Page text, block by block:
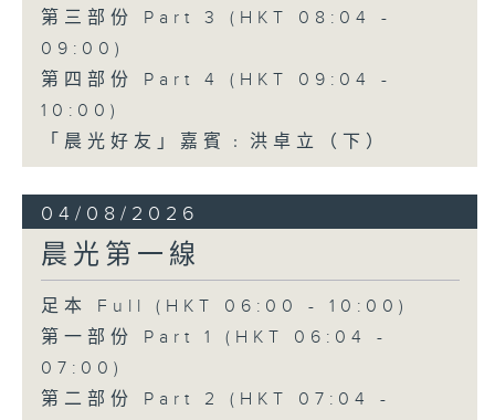
第三部份 Part 3 (HKT 08:04 -
09:00)
第四部份 Part 4 (HKT 09:04 -
10:00)
「晨光好友」嘉賓﹕洪卓立（下）
04/08/2026
晨光第一線
足本 Full (HKT 06:00 - 10:00)
第一部份 Part 1 (HKT 06:04 -
07:00)
第二部份 Part 2 (HKT 07:04 -